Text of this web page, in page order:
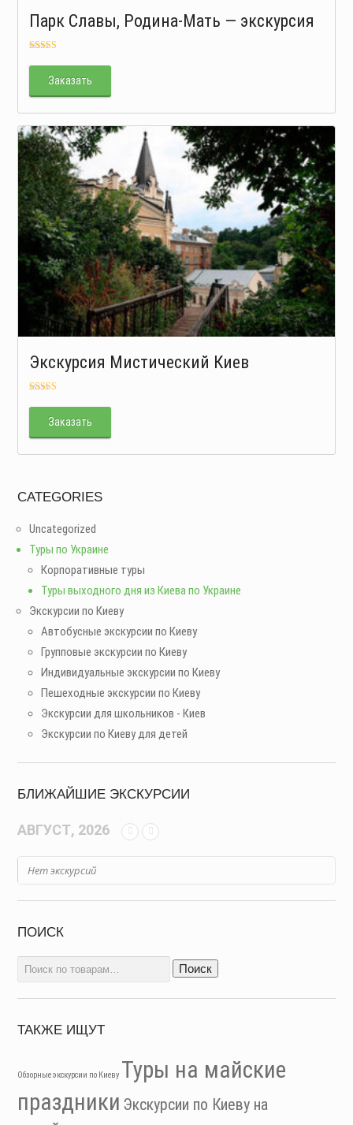
Парк Славы, Родина-Мать — экскурсия
5.00
Заказать
Экскурсия Мистический Киев
5.00
Заказать
CATEGORIES
Uncategorized
Туры по Украине
Корпоративные туры
Туры выходного дня из Киева по Украине
Экскурсии по Киеву
Автобусные экскурсии по Киеву
Групповые экскурсии по Киеву
Индивидуальные экскурсии по Киеву
Пешеходные экскурсии по Киеву
Экскурсии для школьников - Киев
Экскурсии по Киеву для детей
БЛИЖАЙШИЕ ЭКСКУРСИИ
АВГУСТ, 2026
Нет экскурсий
ПОИСК
Искать: Поиск
ТАКЖЕ ИЩУТ
Обзорные экскурсии по Киеву Туры на майские
праздники Экскурсии по Киеву на